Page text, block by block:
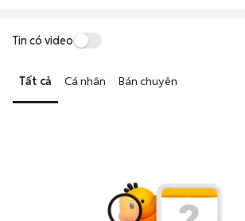
Tin có video
Tất cả Cá nhân Bán chuyên